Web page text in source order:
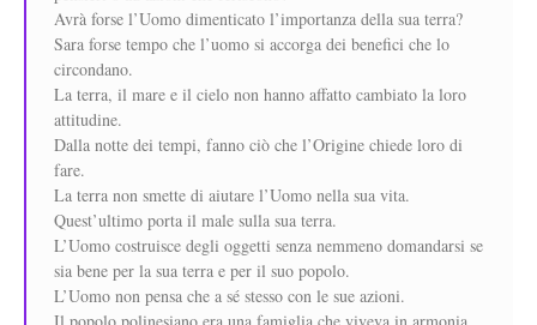
Avrà forse l’Uomo dimenticato l’importanza della sua terra?
Sara forse tempo che l’uomo si accorga dei benefici che lo
circondano.
La terra, il mare e il cielo non hanno affatto cambiato la loro
attitudine.
Dalla notte dei tempi, fanno ciò che l’Origine chiede loro di
fare.
La terra non smette di aiutare l’Uomo nella sua vita.
Quest’ultimo porta il male sulla sua terra.
L’Uomo costruisce degli oggetti senza nemmeno domandarsi se
sia bene per la sua terra e per il suo popolo.
L’Uomo non pensa che a sé stesso con le sue azioni.
Il popolo polinesiano era una famiglia che viveva in armonia